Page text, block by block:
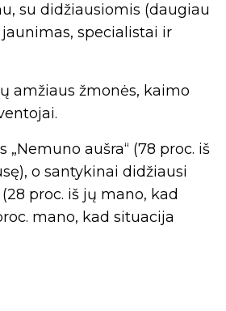
su didžiausiomis (daugiau
specialistai ir
amžiaus žmonės, kaimo
aušra“ (78 proc. iš
o santykinai didžiausi
proc. iš jų mano, kad
mano, kad situacija